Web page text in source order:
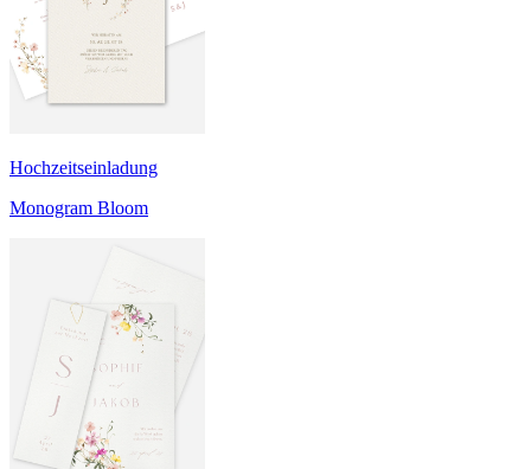
Hochzeitseinladung
Monogram Bloom